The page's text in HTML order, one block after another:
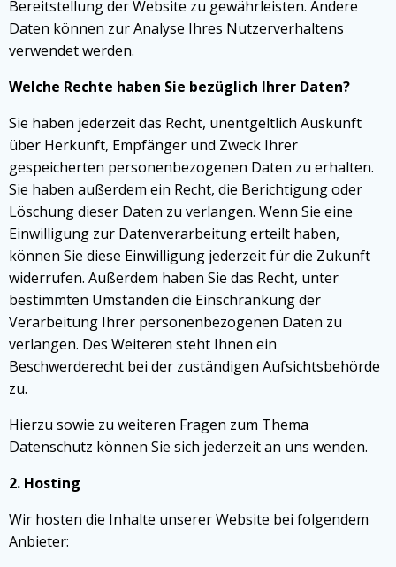
Bereitstellung der Website zu gewährleisten. Andere
Daten können zur Analyse Ihres Nutzerverhaltens
verwendet werden.
Welche Rechte haben Sie bezüglich Ihrer Daten?
Sie haben jederzeit das Recht, unentgeltlich Auskunft
über Herkunft, Empfänger und Zweck Ihrer
gespeicherten personenbezogenen Daten zu erhalten.
Sie haben außerdem ein Recht, die Berichtigung oder
Löschung dieser Daten zu verlangen. Wenn Sie eine
Einwilligung zur Datenverarbeitung erteilt haben,
können Sie diese Einwilligung jederzeit für die Zukunft
widerrufen. Außerdem haben Sie das Recht, unter
bestimmten Umständen die Einschränkung der
Verarbeitung Ihrer personenbezogenen Daten zu
verlangen. Des Weiteren steht Ihnen ein
Beschwerderecht bei der zuständigen Aufsichtsbehörde
zu.
Hierzu sowie zu weiteren Fragen zum Thema
Datenschutz können Sie sich jederzeit an uns wenden.
2. Hosting
Wir hosten die Inhalte unserer Website bei folgendem
Anbieter: